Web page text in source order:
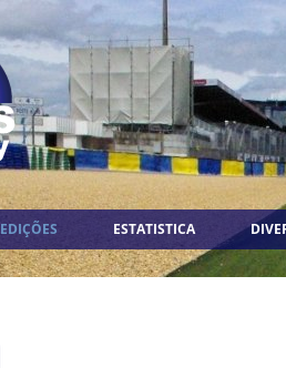
EDIÇÕES ESTATISTICA